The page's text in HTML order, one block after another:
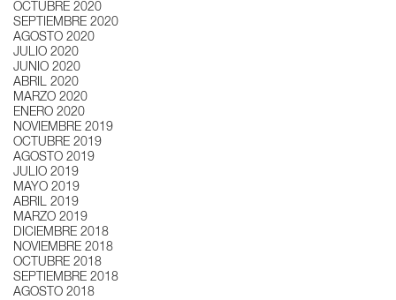
OCTUBRE 2020
SEPTIEMBRE 2020
AGOSTO 2020
JULIO 2020
JUNIO 2020
ABRIL 2020
MARZO 2020
ENERO 2020
NOVIEMBRE 2019
OCTUBRE 2019
AGOSTO 2019
JULIO 2019
MAYO 2019
ABRIL 2019
MARZO 2019
DICIEMBRE 2018
NOVIEMBRE 2018
OCTUBRE 2018
SEPTIEMBRE 2018
AGOSTO 2018